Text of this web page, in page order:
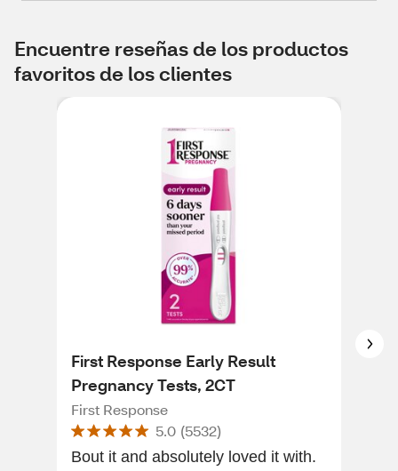
Encuentre reseñas de los productos
favoritos de los clientes
First Response Early Result
Pregnancy Tests, 2CT
First Response
5.0 (5532)
Bout it and absolutely loved it with.